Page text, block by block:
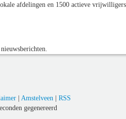
afdelingen en 1500 actieve vrijwilligers
| Amstelveen | RSS
gegenereerd